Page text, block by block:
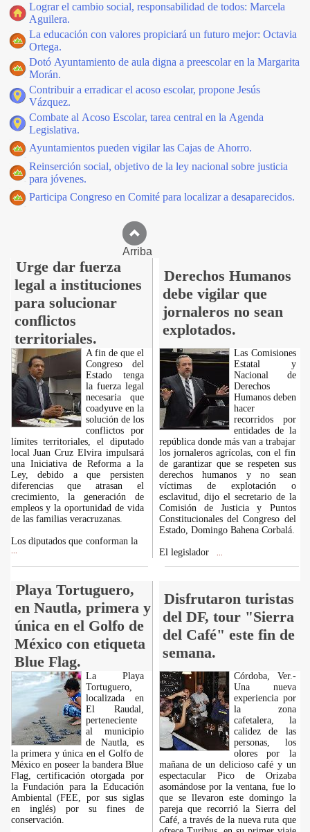
Lograr el cambio social, responsabilidad de todos: Marcela
Aguilera.
La educación con valores propiciará un futuro mejor: Octavia
Ortega.
Dotó Ayuntamiento de aula digna a preescolar en la Margarita
Morán.
Contribuir a erradicar el acoso escolar, propone Jesús
Vázquez.
Combate al Acoso Escolar, tarea central en la Agenda
Legislativa.
Ayuntamientos pueden vigilar las Cajas de Ahorro.
Reinserción social, objetivo de la ley nacional sobre justicia
para jóvenes.
Participa Congreso en Comité para localizar a desaparecidos.
Arriba
Urge dar fuerza
legal a instituciones
para solucionar
conflictos
territoriales.
Derechos Humanos
debe vigilar que
jornaleros no sean
explotados.
A fin de que el
Congreso del
Estado tenga
la fuerza legal
necesaria que
coadyuve en la
solución de los
conflictos por
límites territoriales, el diputado
local Juan Cruz Elvira impulsará
una Iniciativa de Reforma a la
Ley, debido a que persisten
diferencias que atrasan el
crecimiento, la generación de
empleos y la oportunidad de vida
de las familias veracruzanas.
Los diputados que conforman la
Las Comisiones
Estatal y
Nacional de
Derechos
Humanos deben
hacer
recorridos por
entidades de la
república donde más van a trabajar
los jornaleros agrícolas, con el fin
de garantizar que se respeten sus
derechos humanos y no sean
víctimas de explotación o
esclavitud, dijo el secretario de la
Comisión de Justicia y Puntos
Constitucionales del Congreso del
Estado, Domingo Bahena Corbalá.
El legislador
Playa Tortuguero,
en Nautla, primera y
única en el Golfo de
México con etiqueta
Blue Flag.
Disfrutaron turistas
del DF, tour "Sierra
del Café" este fin de
semana.
La Playa
Tortuguero,
localizada en
El Raudal,
perteneciente
al municipio
de Nautla, es
la primera y única en el Golfo de
México en poseer la bandera Blue
Flag, certificación otorgada por
la Fundación para la Educación
Ambiental (FEE, por sus siglas
en inglés) por su fines de
conservación.
Córdoba, Ver.-
Una nueva
experiencia por
la zona
cafetalera, la
calidez de las
personas, los
olores por la
mañana de un delicioso café y un
espectacular Pico de Orizaba
asomándose por la ventana, fue lo
que se llevaron este domingo la
pareja que recorrió la Sierra del
Café, a través de la nueva ruta que